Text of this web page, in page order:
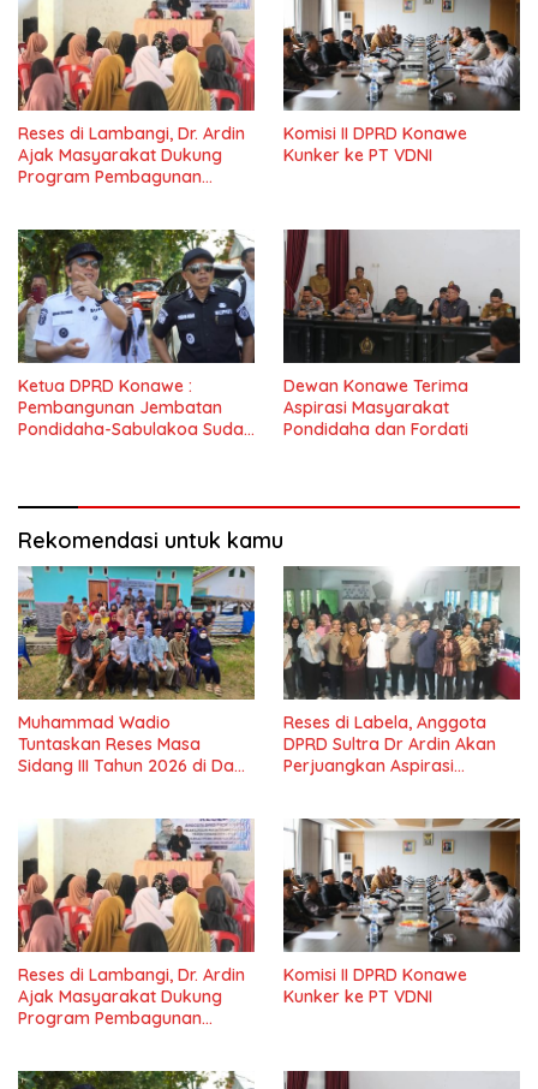
Reses di Lambangi, Dr. Ardin
Ajak Masyarakat Dukung
Program Pembagunan
Komisi II DPRD Konawe
Kunker ke PT VDNI
Ketua DPRD Konawe :
Pembangunan Jembatan
Pondidaha-Sabulakoa Sudah
Dewan Konawe Terima
Aspirasi Masyarakat
Pondidaha dan Fordati
Rekomendasi untuk kamu
Muhammad Wadio
Tuntaskan Reses Masa
Sidang III Tahun 2026 di Dapil
Reses di Labela, Anggota
DPRD Sultra Dr Ardin Akan
Perjuangkan Aspirasi
Reses di Lambangi, Dr. Ardin
Ajak Masyarakat Dukung
Program Pembagunan
Komisi II DPRD Konawe
Kunker ke PT VDNI